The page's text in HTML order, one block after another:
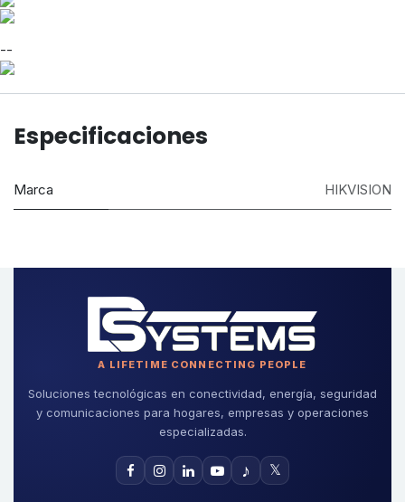
--
Especificaciones
Marca HIKVISION
A LIFETIME CONNECTING PEOPLE
Soluciones tecnológicas en conectividad, energía, seguridad
y comunicaciones para hogares, empresas y operaciones
especializadas.
♪ 𝕏